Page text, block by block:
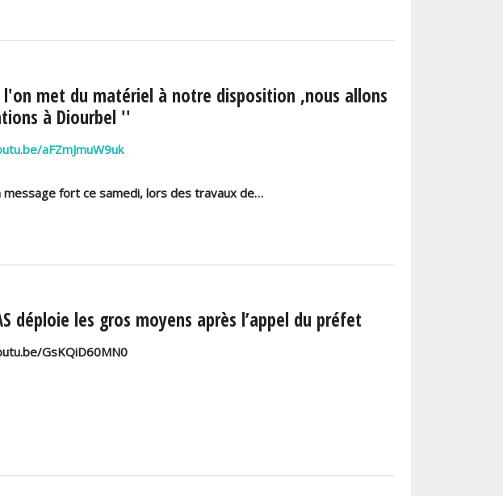
met du matériel à notre disposition ,nous allons
à Diourbel ''
aFZmJmuW9uk
message fort ce samedi, lors des travaux de…
déploie les gros moyens après l’appel du préfet
GsKQiD60MN0